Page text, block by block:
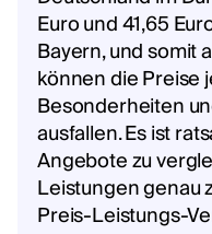
Euro und 41,65
Bayern, und somit
können die Preise
Besonderheiten
ausfallen. Es ist
Angebote zu
Leistungen genau
Preis-Leistungs-